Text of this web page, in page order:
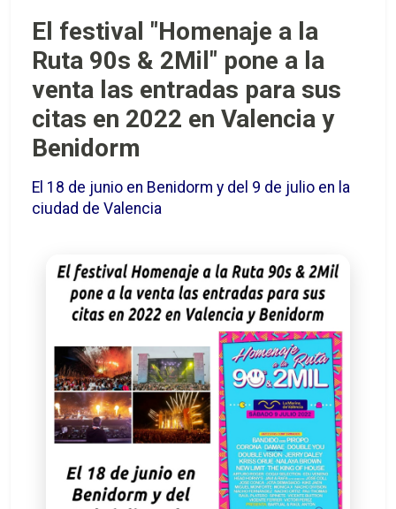
El festival "Homenaje a la
Ruta 90s & 2Mil" pone a la
venta las entradas para sus
citas en 2022 en Valencia y
Benidorm
El 18 de junio en Benidorm y del 9 de julio en la
ciudad de Valencia